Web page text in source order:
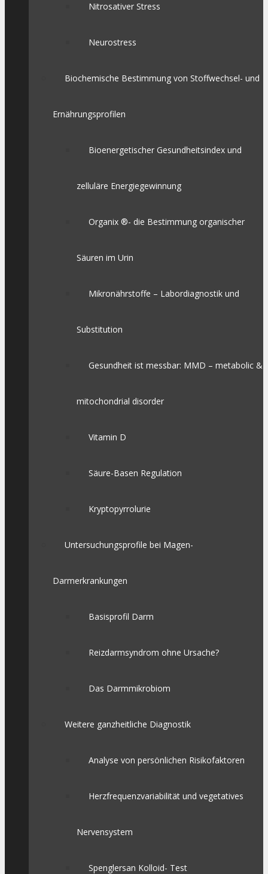
Nitrosativer Stress
Neurostress
Biochemische Bestimmung von Stoffwechsel- und
Ernährungsprofilen
Bioenergetischer Gesundheitsindex und
zelluläre Energiegewinnung
Organix ®- die Bestimmung organischer
Säuren im Urin
Mikronährstoffe – Labordiagnostik und
Substitution
Gesundheit ist messbar: MMD – metabolic &
mitochondrial disorder
Vitamin D
Säure-Basen Regulation
Kryptopyrrolurie
Untersuchungsprofile bei Magen-
Darmerkrankungen
Basisprofil Darm
Reizdarmsyndrom ohne Ursache?
Das Darmmikrobiom
Weitere ganzheitliche Diagnostik
Analyse von persönlichen Risikofaktoren
Herzfrequenzvariabilität und vegetatives
Nervensystem
Spenglersan Kolloid- Test